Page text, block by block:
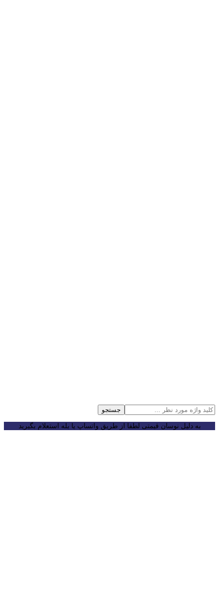
جستجو
به دلیل نوسان قیمتی لطفا از طریق واتساپ یا بله استعلام بگیرید